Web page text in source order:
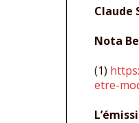
Claude
Nota
(1)
etre-